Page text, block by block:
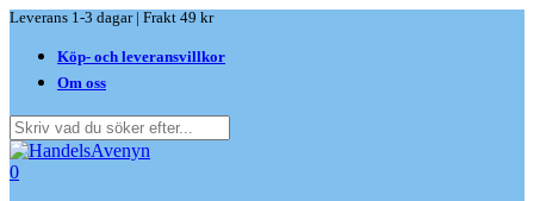
Skip
main
content
Leverans 1-3 dagar | Frakt 49 kr
Köp- och leveransvillkor
Om oss
Close
Search
search
0